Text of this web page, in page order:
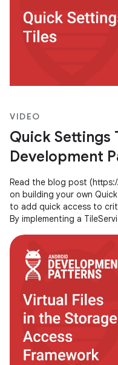
VIDEO
Quick Settings
Development
Read the blog post
on building your own
to add quick access to
By implementing a